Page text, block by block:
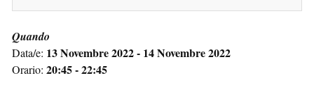
Quando
Data/e: 13 Novembre 2022 - 14 Novembre 2022
Orario: 20:45 - 22:45